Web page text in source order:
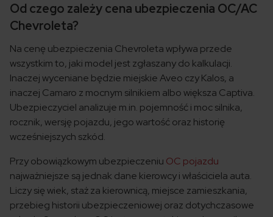
Od czego zależy cena ubezpieczenia OC/AC
Chevroleta?
Na cenę ubezpieczenia Chevroleta wpływa przede
wszystkim to, jaki model jest zgłaszany do kalkulacji.
Inaczej wyceniane będzie miejskie Aveo czy Kalos, a
inaczej Camaro z mocnym silnikiem albo większa Captiva.
Ubezpieczyciel analizuje m.in. pojemność i moc silnika,
rocznik, wersję pojazdu, jego wartość oraz historię
wcześniejszych szkód.
Przy obowiązkowym ubezpieczeniu OC pojazdu
najważniejsze są jednak dane kierowcy i właściciela auta.
Liczy się wiek, staż za kierownicą, miejsce zamieszkania,
przebieg historii ubezpieczeniowej oraz dotychczasowe